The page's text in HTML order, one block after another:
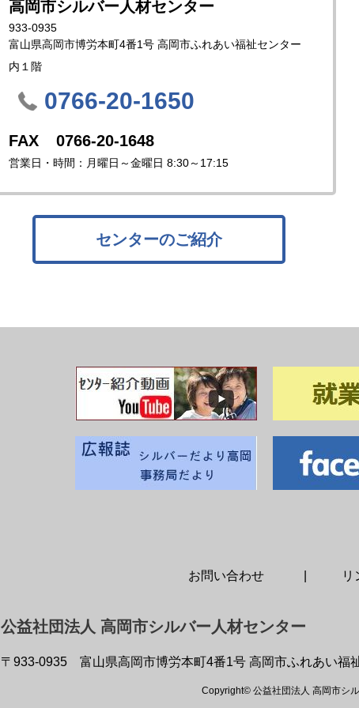
高岡市シルバー人材センター
933-0935
富山県高岡市博労本町4番1号 高岡市ふれあい福祉センター
内１階
0766-20-1650
0766-20-1648
営業日・時間：月曜日～金曜日 8:30～17:15
センターのご紹介
お問い合わせ リ
公益社団法人 高岡市シルバー人材センター
〒933-0935 富山県高岡市博労本町4番1号 高岡市ふれあい福
Copyright© 公益社団法人 高岡市シ